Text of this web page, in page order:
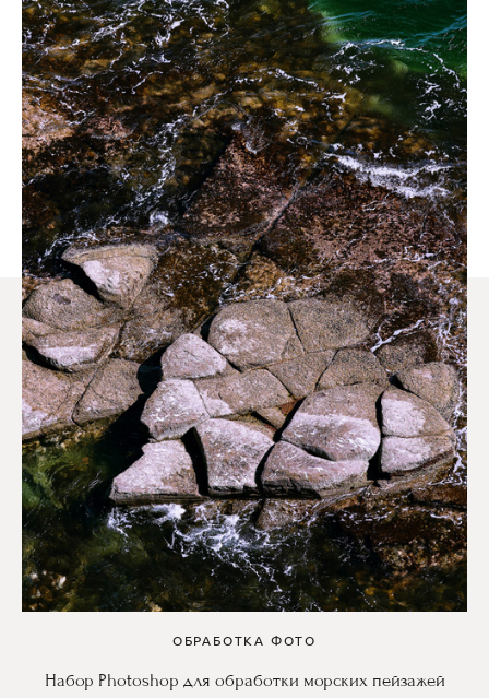
ОБРАБОТКА ФОТО
Набор Photoshop для обработки морских пейзажей